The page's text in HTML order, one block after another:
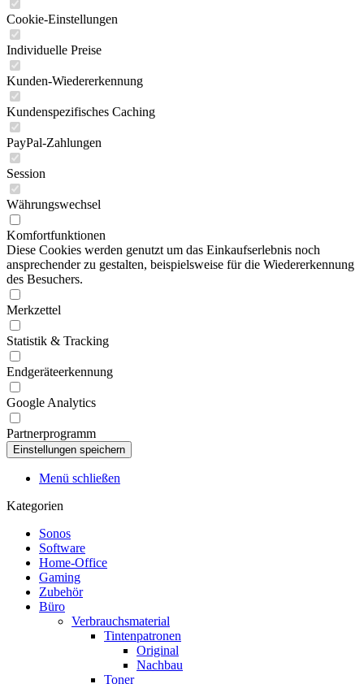
Cookie-Einstellungen
Individuelle Preise
Kunden-Wiedererkennung
Kundenspezifisches Caching
PayPal-Zahlungen
Session
Währungswechsel
Komfortfunktionen
Diese Cookies werden genutzt um das Einkaufserlebnis noch
ansprechender zu gestalten, beispielsweise für die Wiedererkennung
des Besuchers.
Merkzettel
Statistik & Tracking
Endgeräteerkennung
Google Analytics
Partnerprogramm
Menü schließen
Kategorien
Sonos
Software
Home-Office
Gaming
Zubehör
Büro
Verbrauchsmaterial
Tintenpatronen
Original
Nachbau
Toner